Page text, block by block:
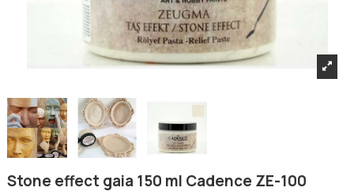
Stone effect gaia 150 ml Cadence ZE-100